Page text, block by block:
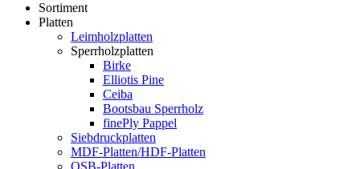
Sortiment
Platten
Leimholzplatten
Sperrholzplatten
Birke
Elliotis Pine
Ceiba
Bootsbau Sperrholz
finePly Pappel
Siebdruckplatten
MDF-Platten/HDF-Platten
OSB-Platten